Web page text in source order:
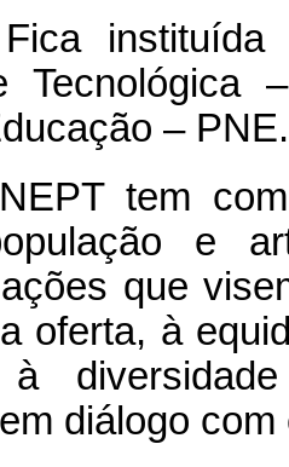
instituída
Tecnológica
– PNE.
tem
e
que
oferta, à
diálogo